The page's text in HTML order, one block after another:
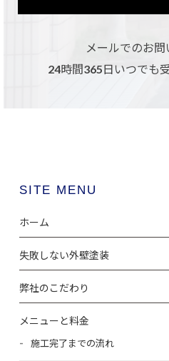
メールでのお問
24時間365日いつでも
SITE MENU
ホーム
失敗しない外壁塗装
弊社のこだわり
メニューと料金
施工完了までの流れ